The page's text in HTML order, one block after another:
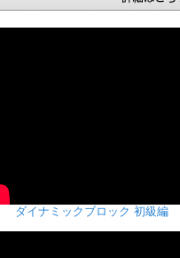
ダイナミックブロック 初級編